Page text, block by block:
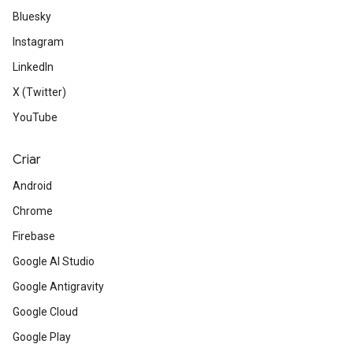
Bluesky
Instagram
LinkedIn
X (Twitter)
YouTube
Criar
Android
Chrome
Firebase
Google AI Studio
Google Antigravity
Google Cloud
Google Play